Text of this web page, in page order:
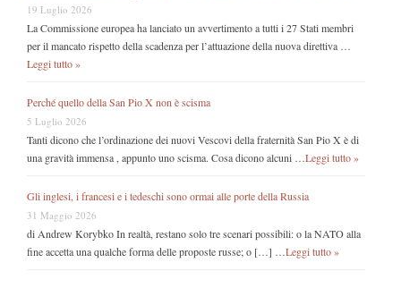
19 Luglio 2026
La Commissione europea ha lanciato un avvertimento a tutti i 27 Stati membri
per il mancato rispetto della scadenza per l’attuazione della nuova direttiva …
Leggi tutto »
Perché quello della San Pio X non è scisma
5 Luglio 2026
Tanti dicono che l’ordinazione dei nuovi Vescovi della fraternità San Pio X è di
una gravità immensa , appunto uno scisma. Cosa dicono alcuni …Leggi tutto »
Gli inglesi, i francesi e i tedeschi sono ormai alle porte della Russia
31 Maggio 2026
di Andrew Korybko In realtà, restano solo tre scenari possibili: o la NATO alla
fine accetta una qualche forma delle proposte russe; o […] …Leggi tutto »